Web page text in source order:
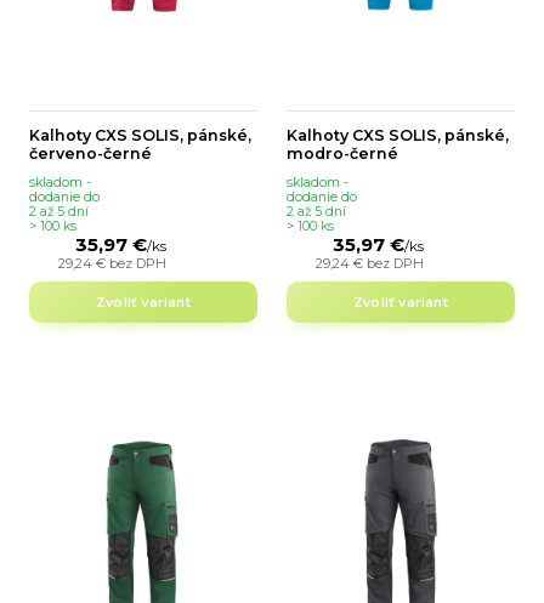
Kalhoty CXS SOLIS, pánské,
červeno-černé
35,97 €/ks
29,24 € bez DPH
skladom -
dodanie do
2 až 5 dní
> 100 ks
Zvoliť variant
Kalhoty CXS SOLIS, pánské,
modro-černé
35,97 €/ks
29,24 € bez DPH
skladom -
dodanie do
2 až 5 dní
> 100 ks
Zvoliť variant